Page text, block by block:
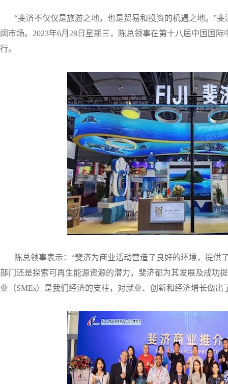
“斐济不仅仅是旅游之地，也是贸易和投资的机遇之地。”
阔市场。 2023年6月28日星期三，陈总领事在第十八届中国国
行。
陈总领事表示：“斐济为商业活动营造了良好的环境，提
部门还是探索可再生能源资源的潜力，斐济都为其发展及成功
业（SMEs）是我们经济的支柱，对就业、创新和经济增长做出